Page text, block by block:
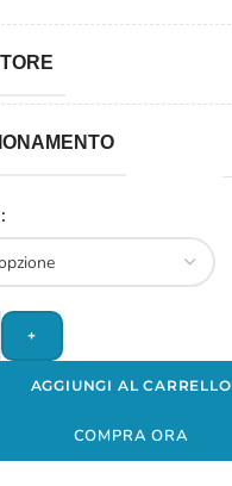
+
AGGIUNGI AL CARRELLO
COMPRA ORA